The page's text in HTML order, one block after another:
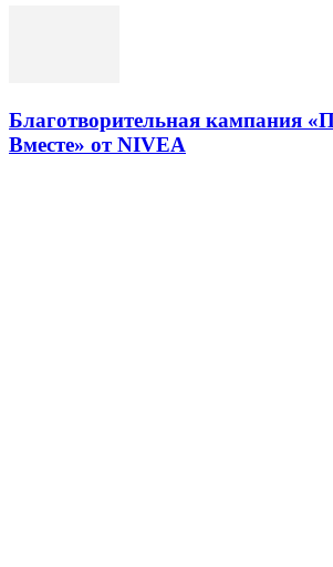
Благотворительная кампания
Вместе» от NIVEA